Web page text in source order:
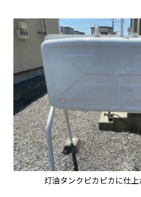
灯油タンクピカピカに仕上